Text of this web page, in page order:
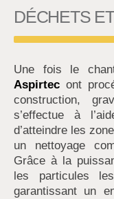
DÉCHETS
Une fois le
Aspirtec ont
construction,
s’effectue à
d’atteindre les
un nettoyage
Grâce à la
les particules
garantissant un